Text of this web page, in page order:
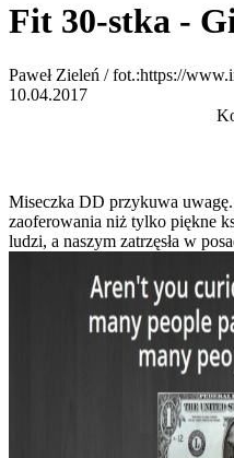
Fit 30-stka -
Paweł Zieleń / fot.:https://
10.04.2017
Miseczka DD przykuwa
zaoferowania niż tylko piękne
ludzi, a naszym zatrzęsła w